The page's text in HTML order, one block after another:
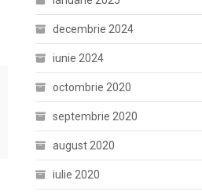
decembrie 2024
iunie 2024
octombrie 2020
septembrie 2020
august 2020
iulie 2020